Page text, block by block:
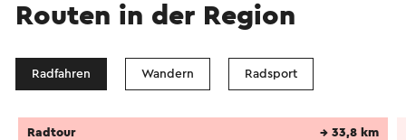
Routen in der Region
Radfahren Wandern Radsport
Radtour → 33,8 km